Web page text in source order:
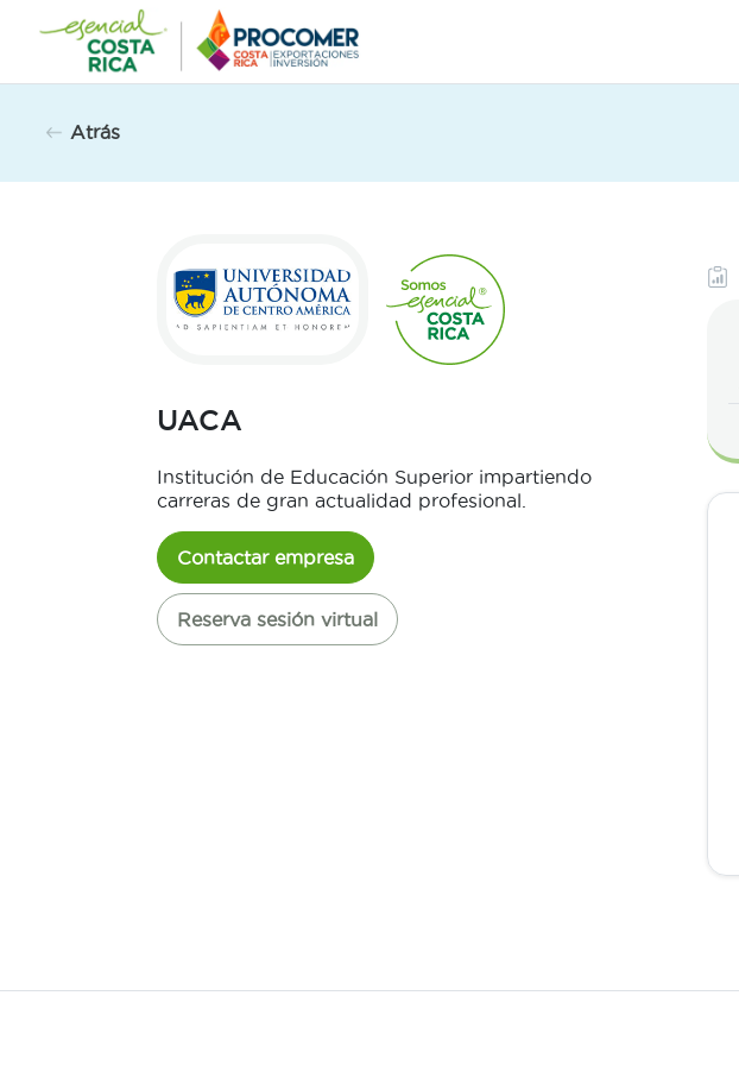
contenido
Atrás
UACA
Institución de Educación Superior impartiendo
carreras de gran actualidad profesional.
Contactar empresa
Reserva sesión virtual